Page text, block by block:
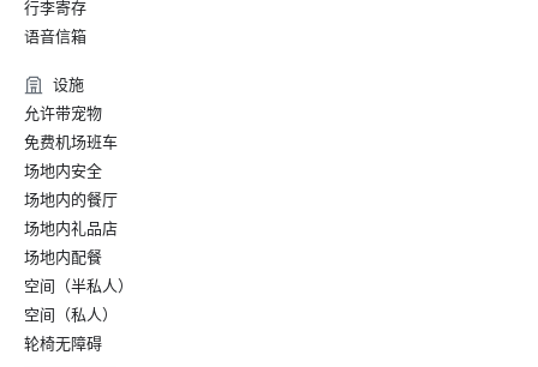
行李寄存
语音信箱
设施
允许带宠物
免费机场班车
场地内安全
场地内的餐厅
场地内礼品店
场地内配餐
空间（半私人）
空间（私人）
轮椅无障碍